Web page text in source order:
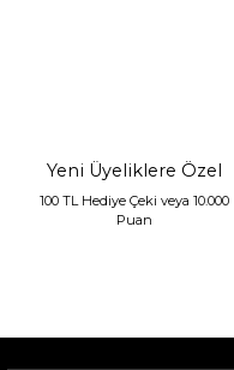
Yeni Üyeliklere Özel
100 TL Hediye Çeki veya 10.000
Puan